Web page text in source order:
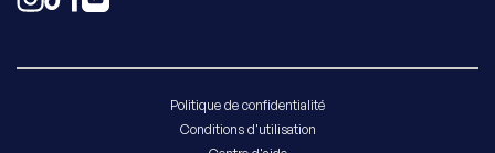
Politique de confidentialité
Conditions d'utilisation